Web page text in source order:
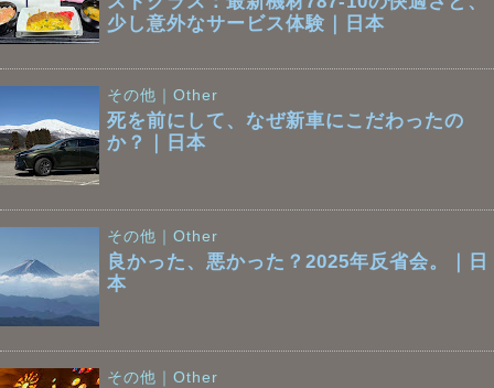
少し意外なサービス体験｜日本
その他｜Other
死を前にして、なぜ新車にこだわったの
か？｜日本
その他｜Other
良かった、悪かった？2025年反省会。｜日
本
その他｜Other